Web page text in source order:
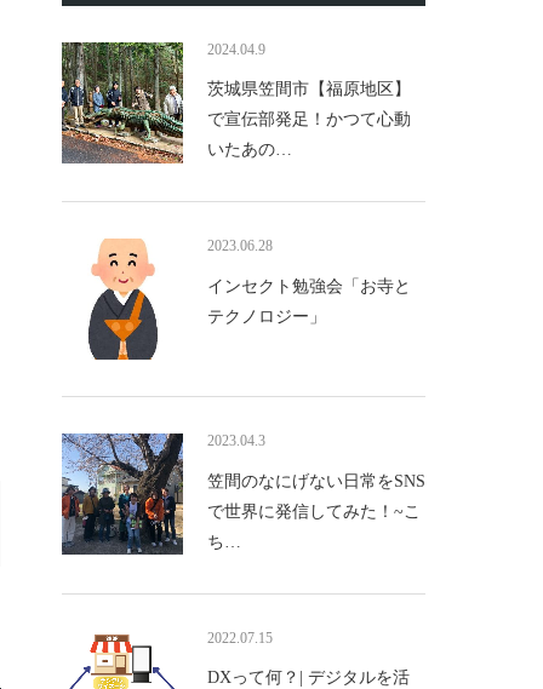
2024.04.9
茨城県笠間市【福原地区】
で宣伝部発足！かつて心動
いたあの…
2023.06.28
インセクト勉強会「お寺と
テクノロジー」
2023.04.3
笠間のなにげない日常をSNS
で世界に発信してみた！~こ
ち…
2022.07.15
DXって何？| デジタルを活